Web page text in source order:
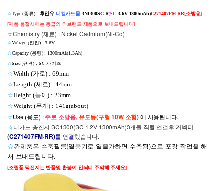
☆Type (종류) : 후안유 니켈카드뮴 3N1300SC-R(SC 3.6V 1300mAh)C271407FM-RR[소방용]
[제품 품절시에는 동급의 타브랜드 제품으로 보내드립니다]
☆Chemistry (재료) : Nickel Cadmium(Ni-Cd)
☆Voltage (전압) : 3.6V
☆Capacity (용량) : 1300mAh(1.3Ah)
☆Size (규격) : SC 사이즈
☆Width (가로) : 69mm
☆Length (세로) : 44mm
☆Height (높이) : 23mm
☆Weight (무게) : 141g(about)
☆Use (용도) : 주로 소방용, 유도등(구형 10W 소형)에 사용됩니다.
☆니카드 충전지 SC1300(SC 1.2V 1300mAh)3개를 직렬 연결후,커넥터
(C271407FM-RR)를 연결했습니다.
☆완제품은 수축필름(열풍기로 열을가하면 수축됨)으로 포장 작업을 해
서 보내드립니다.
[조립품 팩전지는 반품및 환불이 안되니 주의해 주세요]